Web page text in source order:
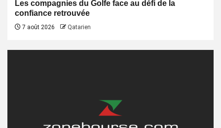
Les compagnies du Golfe face au défi de la
confiance retrouvée
7 août 2026 Qatarien